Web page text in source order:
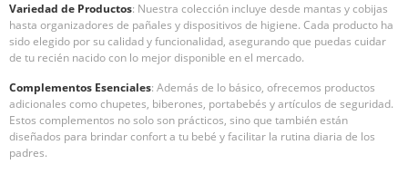
Variedad de Productos: Nuestra colección incluye desde mantas y cobijas
hasta organizadores de pañales y dispositivos de higiene. Cada producto ha
sido elegido por su calidad y funcionalidad, asegurando que puedas cuidar
de tu recién nacido con lo mejor disponible en el mercado.
Complementos Esenciales: Además de lo básico, ofrecemos productos
adicionales como chupetes, biberones, portabebés y artículos de seguridad.
Estos complementos no solo son prácticos, sino que también están
diseñados para brindar confort a tu bebé y facilitar la rutina diaria de los
padres.